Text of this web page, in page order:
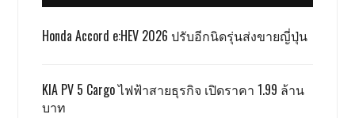
Honda Accord e:HEV 2026 ปรับอีกนิดรุ่นส่งขายญี่ปุ่น
KIA PV 5 Cargo ไฟฟ้าสายธุรกิจ เปิดราคา 1.99 ล้าน
บาท